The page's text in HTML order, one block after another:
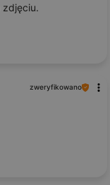
zdjęciu.
zweryfikowano